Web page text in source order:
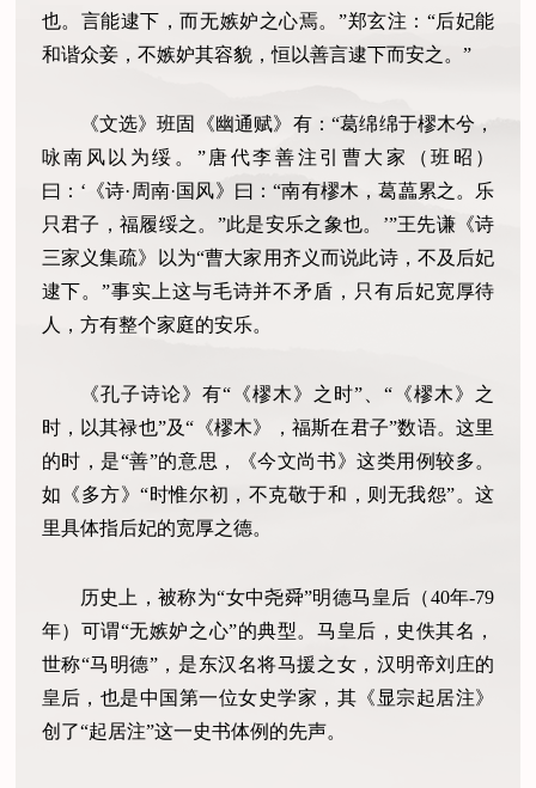
也。言能逮下，而无嫉妒之心焉。”郑玄注：“后妃能
和谐众妾，不嫉妒其容貌，恒以善言逮下而安之。”
《文选》班固《幽通赋》有：“葛绵绵于樛木兮，
咏南风以为绥。”唐代李善注引曹大家（班昭）
曰：‘《诗·周南·国风》曰：“南有樛木，葛藟累之。乐
只君子，福履绥之。”此是安乐之象也。’”王先谦《诗
三家义集疏》以为“曹大家用齐义而说此诗，不及后妃
逮下。”事实上这与毛诗并不矛盾，只有后妃宽厚待
人，方有整个家庭的安乐。
《孔子诗论》有“《樛木》之时”、“《樛木》之
时，以其禄也”及“《樛木》，福斯在君子”数语。这里
的时，是“善”的意思，《今文尚书》这类用例较多。
如《多方》“时惟尔初，不克敬于和，则无我怨”。这
里具体指后妃的宽厚之德。
历史上，被称为“女中尧舜”明德马皇后（40年-79
年）可谓“无嫉妒之心”的典型。马皇后，史佚其名，
世称“马明德”，是东汉名将马援之女，汉明帝刘庄的
皇后，也是中国第一位女史学家，其《显宗起居注》
创了“起居注”这一史书体例的先声。